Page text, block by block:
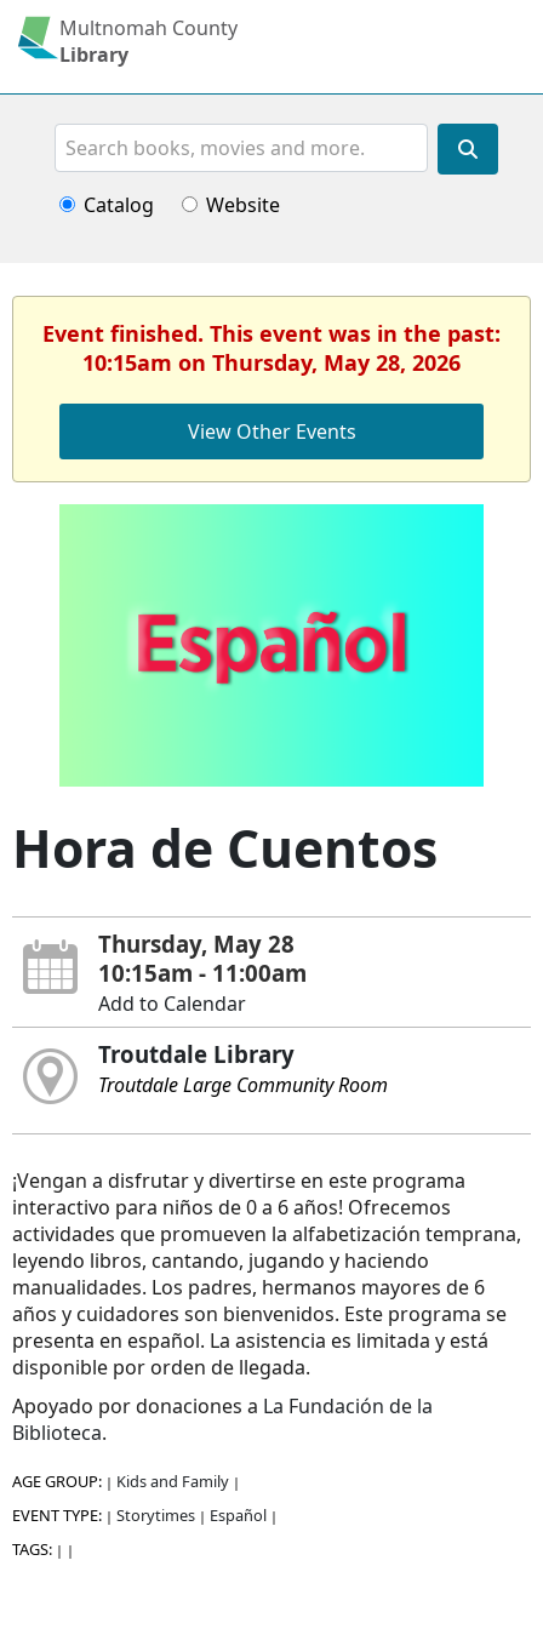
Multnomah County
Library
Search
Catalog Website
Event finished. This event was in the past:
10:15am on Thursday, May 28, 2026
View Other Events
Hora de Cuentos
Thursday, May 28
10:15am - 11:00am
Add to Calendar
Troutdale Library
Troutdale Large Community Room
¡Vengan a disfrutar y divertirse en este programa
interactivo para niños de 0 a 6 años! Ofrecemos
actividades que promueven la alfabetización temprana,
leyendo libros, cantando, jugando y haciendo
manualidades. Los padres, hermanos mayores de 6
años y cuidadores son bienvenidos. Este programa se
presenta en español. La asistencia es limitada y está
disponible por orden de llegada.
Apoyado por donaciones a La Fundación de la
Biblioteca.
AGE GROUP: | Kids and Family |
EVENT TYPE: | Storytimes | Español |
TAGS: | |